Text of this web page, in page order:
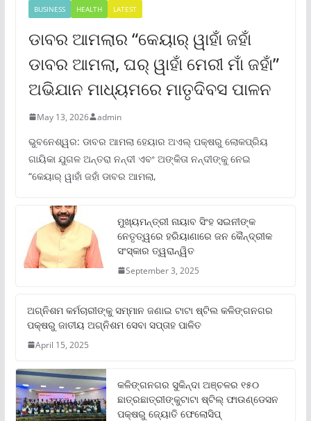
BUSINESS HEALTH LATEST
ଡାବର ଆମଲାର “କେୟାର୍ ୱାହାଁ ଜହାଁ
ଡାବର ଆମଲା, ଘର୍ ୱାହାଁ ମେରୀ ମାଁ ଜହାଁ”
ଅଭିଯାନ ମାଧ୍ୟମରେ ମାତୃଦିବସ ପାଳନ
May 13, 2026 admin
ଭୁବନେଶ୍ୱର: ଡାବର ଆମଲା ହେୟାର ଅଏଲ୍ ପକ୍ଷରୁ ଲୋକପ୍ରିୟ
ଗାୟିକା ଯୁଗଳ ଅନ୍ତରା ନନ୍ଦୀ ଏବଂ ଅଙ୍କିତା ନନ୍ଦୀଙ୍କୁ ନେଇ
“କେୟାର୍ ୱାହାଁ ଜହାଁ ଡାବର ଆମଲା,
ମୁଖ୍ୟମନ୍ତ୍ରୀ ନାୟାବ ସିଂହ ସଇନୀଙ୍କ
ନେତୃତ୍ୱରେ ହରିୟାଣାରେ ଜନ କୈନ୍ଦ୍ରୀକ
ସଂସ୍କାର ତ୍ୱରାନ୍ୱିତ
September 3, 2025
ଅଗ୍ନିଶମ କର୍ମଚାରୀଙ୍କୁ ସମ୍ମାନ ଜଣାଇ ଟାଟା ଷ୍ଟିଲ କଳିଙ୍ଗନଗର
ପକ୍ଷରୁ ଜାତୀୟ ଅଗ୍ନିଶମ ସେବା ସପ୍ତାହ ପାଳିତ
April 15, 2025
କଳିଙ୍ଗନଗର ସୁକିନ୍ଦା ଅଞ୍ଚଳର ୧୫୦
ଛାତ୍ରଛାତ୍ରୀଙ୍କୁଟାଟା ଷ୍ଟିଲ୍ ଫାଉଣ୍ଡେସନ
ପକ୍ଷରୁ ଜ୍ୟୋତି ଫେଲୋସିପ୍‌